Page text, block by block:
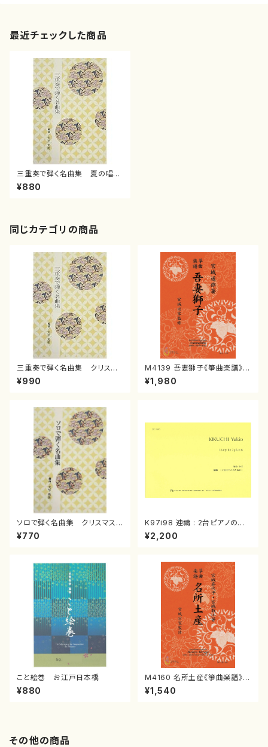
最近チェックした商品
三重奏で弾く名曲集 夏の唱歌
メドレー( 箏2/大平光美/楽譜）
¥880
同じカテゴリの商品
三重奏で弾く名曲集 クリスマ
スメドレー( 箏2/大平光美 編
曲/楽譜）
¥990
M4139 吾妻獅子《箏曲楽譜》
（箏/宮城道雄著・宮城宗家監修/
箏曲古典楽譜）
¥1,980
ソロで弾く名曲集 クリスマス・
イブ／恋人がサンタクロース(
箏独奏 /大平光美 編曲/楽
¥770
K97i98 連禱 : 2台ピアノのた
めの（2 Pianos / 菊池 幸夫 /
楽譜）
¥2,200
こと絵巻 お江戸日本橋
¥880
M4160 名所土産《箏曲楽譜》
（箏/宮城喜代子・宮城数江著・
宮城宗家監修/箏曲古典楽譜）
¥1,540
その他の商品